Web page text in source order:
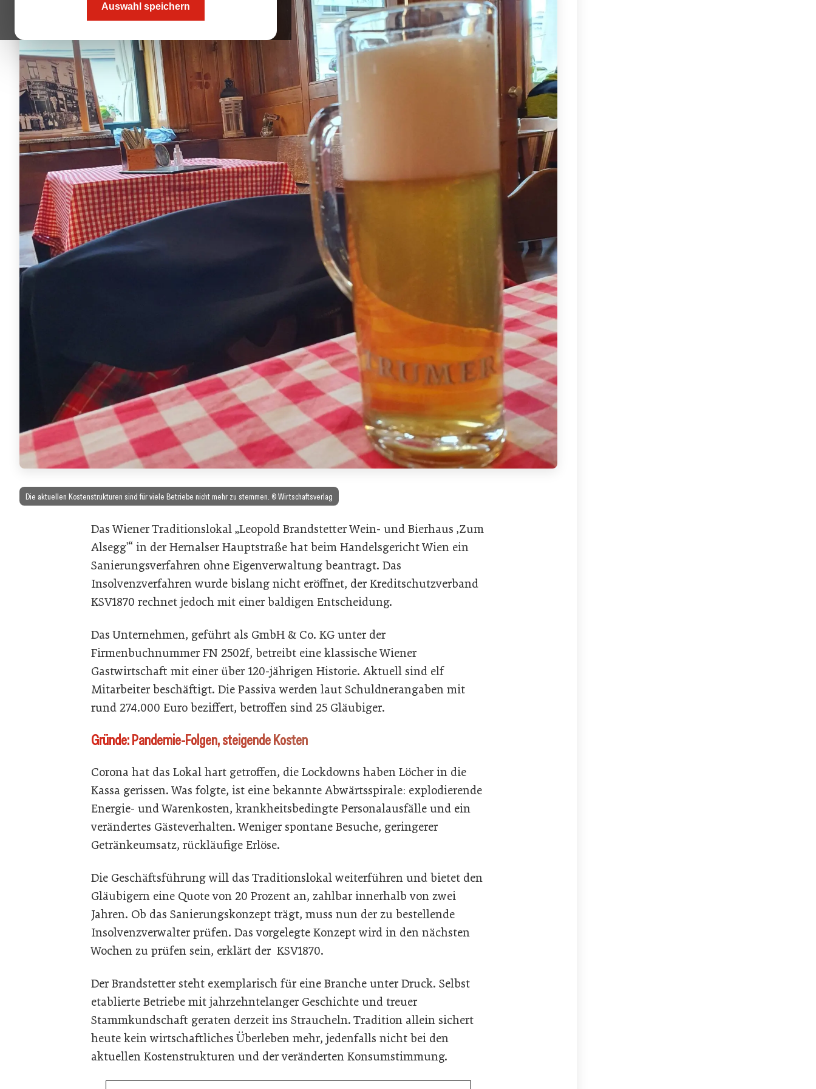
Auswahl speichern
Die aktuellen Kostenstrukturen sind für viele Betriebe nicht mehr zu stemmen. © Wirtschaftsverlag
Das Wiener Traditionslokal „Leopold Brandstetter Wein- und Bierhaus ‚Zum
Alsegg'“ in der Hernalser Hauptstraße hat beim Handelsgericht Wien ein
Sanierungsverfahren ohne Eigenverwaltung beantragt. Das
Insolvenzverfahren wurde bislang nicht eröffnet, der Kreditschutzverband
KSV1870 rechnet jedoch mit einer baldigen Entscheidung.
Das Unternehmen, geführt als GmbH & Co. KG unter der
Firmenbuchnummer FN 2502f, betreibt eine klassische Wiener
Gastwirtschaft mit einer über 120-jährigen Historie. Aktuell sind elf
Mitarbeiter beschäftigt. Die Passiva werden laut Schuldnerangaben mit
rund 274.000 Euro beziffert, betroffen sind 25 Gläubiger.
Gründe: Pandemie-Folgen, steigende Kosten
Corona hat das Lokal hart getroffen, die Lockdowns haben Löcher in die
Kassa gerissen. Was folgte, ist eine bekannte Abwärtsspirale: explodierende
Energie- und Warenkosten, krankheitsbedingte Personalausfälle und ein
verändertes Gästeverhalten. Weniger spontane Besuche, geringerer
Getränkeumsatz, rückläufige Erlöse.
Die Geschäftsführung will das Traditionslokal weiterführen und bietet den
Gläubigern eine Quote von 20 Prozent an, zahlbar innerhalb von zwei
Jahren. Ob das Sanierungskonzept trägt, muss nun der zu bestellende
Insolvenzverwalter prüfen. Das vorgelegte Konzept wird in den nächsten
Wochen zu prüfen sein, erklärt der KSV1870.
Der Brandstetter steht exemplarisch für eine Branche unter Druck. Selbst
etablierte Betriebe mit jahrzehntelanger Geschichte und treuer
Stammkundschaft geraten derzeit ins Straucheln. Tradition allein sichert
heute kein wirtschaftliches Überleben mehr, jedenfalls nicht bei den
aktuellen Kostenstrukturen und der veränderten Konsumstimmung.